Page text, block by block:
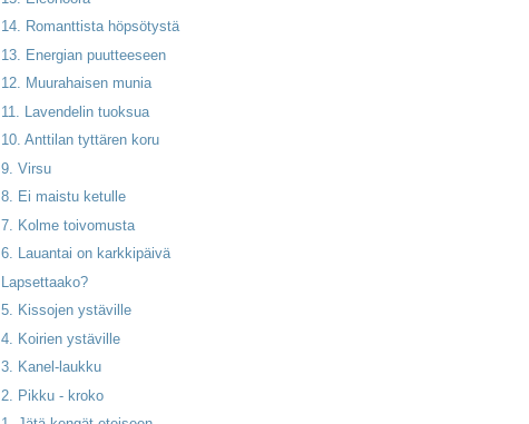
14. Romanttista höpsötystä
13. Energian puutteeseen
12. Muurahaisen munia
11. Lavendelin tuoksua
10. Anttilan tyttären koru
9. Virsu
8. Ei maistu ketulle
7. Kolme toivomusta
6. Lauantai on karkkipäivä
Lapsettaako?
5. Kissojen ystäville
4. Koirien ystäville
3. Kanel-laukku
2. Pikku - kroko